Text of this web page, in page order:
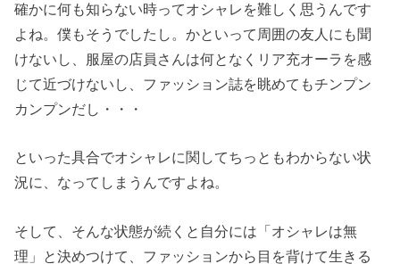
確かに何も知らない時ってオシャレを難しく思うんです
よね。僕もそうでしたし。かといって周囲の友人にも聞
けないし、服屋の店員さんは何となくリア充オーラを感
じて近づけないし、ファッション誌を眺めてもチンプン
カンプンだし・・・
といった具合でオシャレに関してちっともわからない状
況に、なってしまうんですよね。
そして、そんな状態が続くと自分には「オシャレは無
理」と決めつけて、ファッションから目を背けて生きる